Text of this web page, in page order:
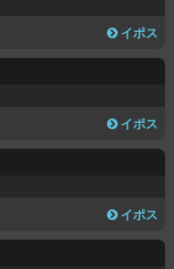
イポス
イポス
イポス